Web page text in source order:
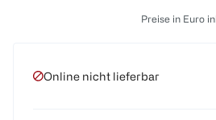
Preise in Euro
Online nicht lieferbar